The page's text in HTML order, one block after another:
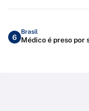
6
Brasil
Médico é preso por